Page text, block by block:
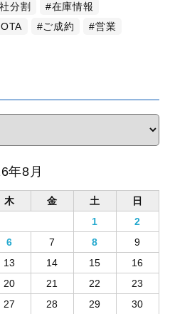
分割
在庫情報
ご成約
営業
年8月
木 金 土
日
1
2
6 7 8
9
13 14 15
16
20 21 22
23
27 28 29
30